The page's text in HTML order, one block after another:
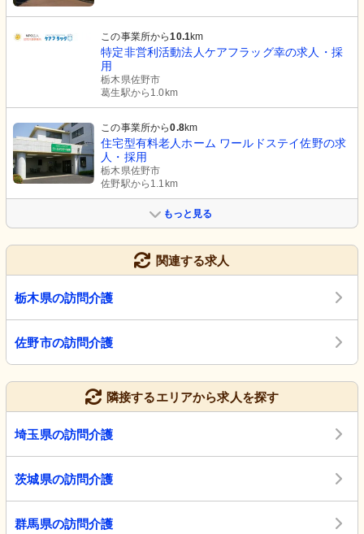
この事業所から10.1km
特定非営利活動法人ケアフラッグ幸の求人・採
用
栃木県佐野市
葛生駅から1.0km
この事業所から0.8km
住宅型有料老人ホーム ワールドステイ佐野の求
人・採用
栃木県佐野市
佐野駅から1.1km
もっと見る
関連する求人
栃木県の訪問介護
佐野市の訪問介護
隣接するエリアから求人を探す
埼玉県の訪問介護
茨城県の訪問介護
群馬県の訪問介護